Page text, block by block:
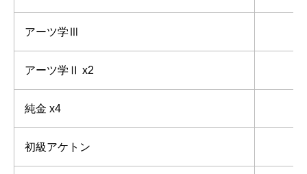
アーツ学Ⅲ
アーツ学Ⅱ x2
純金 x4
初級アケトン